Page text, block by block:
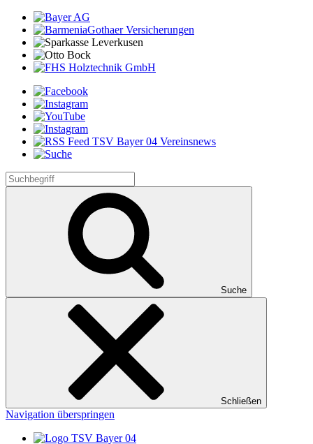
Suche
Schließen
Navigation überspringen